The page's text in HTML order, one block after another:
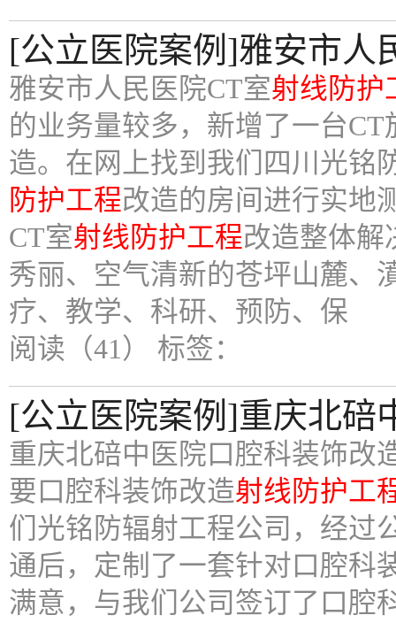
[公立医院案例]雅安市人
雅安市人民医院CT室射线防护
的业务量较多，新增了一台
造。在网上找到我们四川光铭
防护工程改造的房间进行实地
CT室射线防护工程改造整体解
秀丽、空气清新的苍坪山麓、
疗、教学、科研、预防、保
阅读（41） 标签：
[公立医院案例]重庆北碚
重庆北碚中医院口腔科装饰改
要口腔科装饰改造射线防护工
们光铭防辐射工程公司，经过
通后，定制了一套针对口腔科
满意，与我们公司签订了口腔